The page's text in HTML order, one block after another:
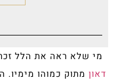
מי שלא ראה את הלל
דאון מתוק כמוהו מימיו.